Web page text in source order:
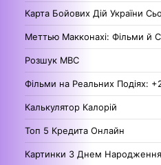
Карта Бойових Дій України
Меттью Макконахі: Фільми й
Розшук МВС
Фільми на Реальних Подіях:
Калькулятор Калорій
Топ 5 Кредита Онлайн
Картинки З Днем Народження